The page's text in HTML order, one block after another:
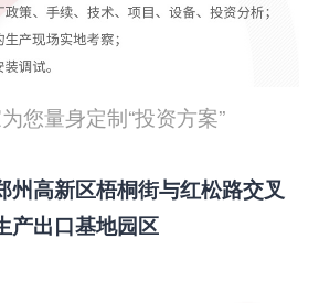
您量身定制“投资方案”
州高新区梧桐街与红松路交叉
产出口基地园区